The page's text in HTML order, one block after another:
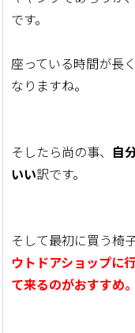
です。
座っている時間が長
なりますね。
そしたら尚の事、 自
いい訳です。
そして最初に買う椅子
ウトドアショップに
て来るのがおすすめ。